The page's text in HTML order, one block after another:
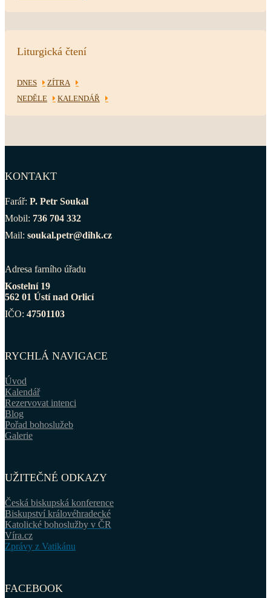
Liturgická čtení
DNES
ZÍTRA
NEDĚLE
KALENDÁŘ
KONTAKT
Farář: P. Petr Soukal
Mobil: 736 704 332
Mail: soukal.petr@dihk.cz
Adresa farního úřadu
Kostelní 19
562 01 Ústí nad Orlicí
IČO: 47501103
RYCHLÁ NAVIGACE
Úvod
Kalendář
Rezervovat intenci
Blog
Pořad bohoslužeb
Galerie
UŽITEČNÉ ODKAZY
Česká biskupská konference
Biskupství královéhradecké
Katolické bohoslužby v ČR
Víra.cz
Zprávy z Vatikánu
FACEBOOK